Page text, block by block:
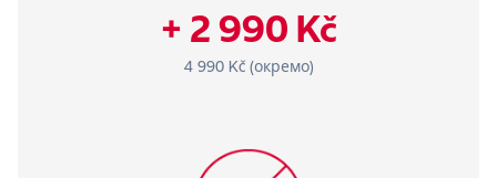
+ 2 990 Kč
4 990 Kč (окремо)